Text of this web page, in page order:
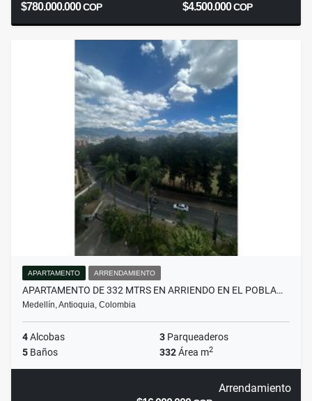
$780.000.000COP $4.500.000COP
APARTAMENTO ARRENDAMIENTO
APARTAMENTO DE 332 MTRS EN ARRIENDO EN EL POBLA…
Medellín, Antioquia, Colombia
4Alcobas 3 Parqueaderos
5 Baños 332Área m2
Arrendamiento